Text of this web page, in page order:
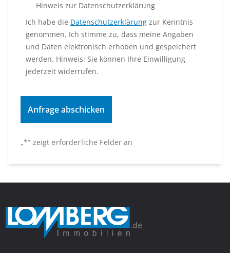
„*“ zeigt erforderliche Felder an
Hinweis zur Datenschutzerklärung
Ich habe die Datenschutzerklärung zur Kenntnis
genommen. Ich stimme zu, dass meine Angaben
und Daten elektronisch erhoben und gespeichert
werden. Hinweis: Sie können Ihre Einwilligung
jederzeit widerrufen.